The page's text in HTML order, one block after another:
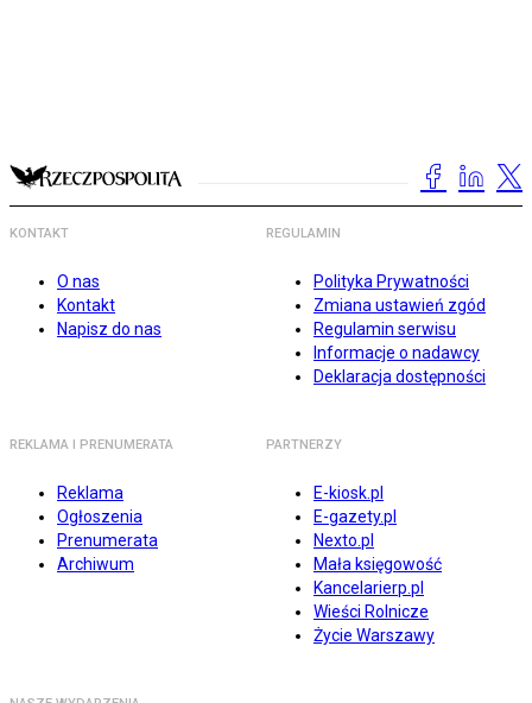
KONTAKT
O nas
Kontakt
Napisz do nas
REGULAMIN
Polityka Prywatności
Zmiana ustawień zgód
Regulamin serwisu
Informacje o nadawcy
Deklaracja dostępności
REKLAMA I PRENUMERATA
Reklama
Ogłoszenia
Prenumerata
Archiwum
PARTNERZY
E-kiosk.pl
E-gazety.pl
Nexto.pl
Mała księgowość
Kancelarierp.pl
Wieści Rolnicze
Życie Warszawy